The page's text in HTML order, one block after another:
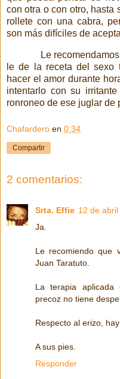
con otra o con otro, hasta
rollete con una cabra,
son más difíciles de
Le
le de la receta del sexo
hacer el amor durante
intentarlo con su
ronroneo de ese juglar de
Chafardero en 0:34
Compartir
2 comentarios:
Srta. Effie 12 de
Ja.
Le recomiendo que
Juan Taratuto.
La terapia
precoz no tiene
Respecto al erizo,
A sus pies.
Responder